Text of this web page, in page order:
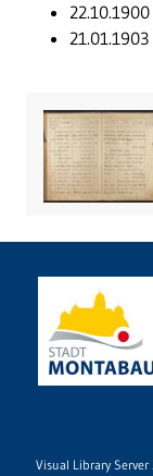
Visual Library Server